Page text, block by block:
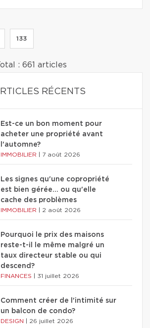
133
: 661 articles
RÉCENTS
Est-ce un bon moment pour
acheter une propriété avant
l'automne?
IMMOBILIER 7 août 2026
Les signes qu'une copropriété
est bien gérée… ou qu'elle
cache des problèmes
IMMOBILIER 2 août 2026
Pourquoi le prix des maisons
reste-t-il le même malgré un
taux directeur stable ou qui
descend?
FINANCES 31 juillet 2026
Comment créer de l'intimité sur
un balcon de condo?
DESIGN 26 juillet 2026